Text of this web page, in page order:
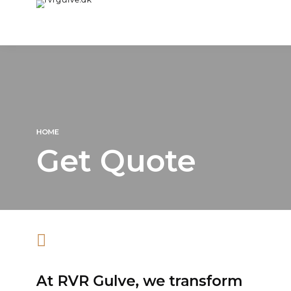
HOME
Get Quote
At RVR Gulve, we transform